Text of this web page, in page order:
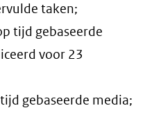
taken;
tijd gebaseerde
voor 23
gebaseerde media;